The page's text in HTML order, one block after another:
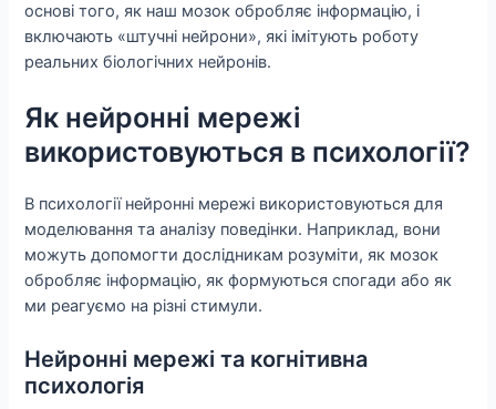
основі того, як наш мозок обробляє інформацію, і
включають «штучні нейрони», які імітують роботу
реальних біологічних нейронів.
Як нейронні мережі
використовуються в психології?
В психології нейронні мережі використовуються для
моделювання та аналізу поведінки. Наприклад, вони
можуть допомогти дослідникам розуміти, як мозок
обробляє інформацію, як формуються спогади або як
ми реагуємо на різні стимули.
Нейронні мережі та когнітивна
психологія